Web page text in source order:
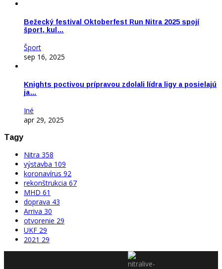
Bežecký festival Oktoberfest Run Nitra 2025 spojí
šport, kul…
Šport
sep 16, 2025
Knights poctivou prípravou zdolali lídra ligy a posielajú
ja…
Iné
apr 29, 2025
Tagy
Nitra 358
výstavba 109
koronavírus 92
rekonštrukcia 67
MHD 61
doprava 43
Arriva 30
otvorenie 29
UKF 29
2021 29